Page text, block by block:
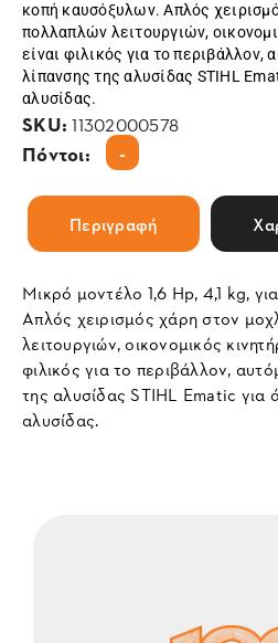
κοπή καυσόξυλων. Απλός
πολλαπλών λειτουργιών,
είναι φιλικός για το περιβάλλον,
λίπανσης της αλυσίδας STIHL
αλυσίδας.
SKU:11302000578
Πόντοι: -
Περιγραφή
Μικρό μοντέλο 1,6 Hp, 4,1 kg,
Απλός χειρισμός χάρη στον
λειτουργιών, οικονομικός
φιλικός για το περιβάλλον,
της αλυσίδας STIHL Ematic για
αλυσίδας.